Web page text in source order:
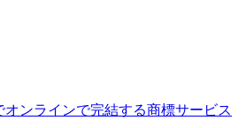
ンラインで完結する商標サービス